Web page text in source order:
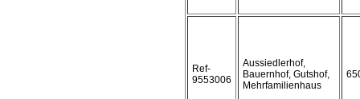
Ref-
9553006
Aussiedlerhof,
Bauernhof, Gutshof,
Mehrfamilienhaus